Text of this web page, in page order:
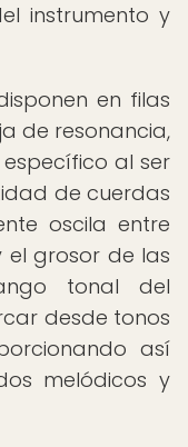
instrumento y
en filas
de resonancia,
al ser
de cuerdas
oscila entre
el grosor de las
tonal del
desde tonos
así
melódicos y